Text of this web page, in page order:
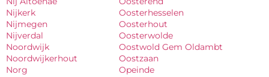
Nijkerk
Nijmegen
Nijverdal
Noordwijk
Noordwijkerhout
Norg
Oosterhesselen
Oosterhout
Oosterwolde
Oostwold Gem Oldambt
Oostzaan
Opeinde